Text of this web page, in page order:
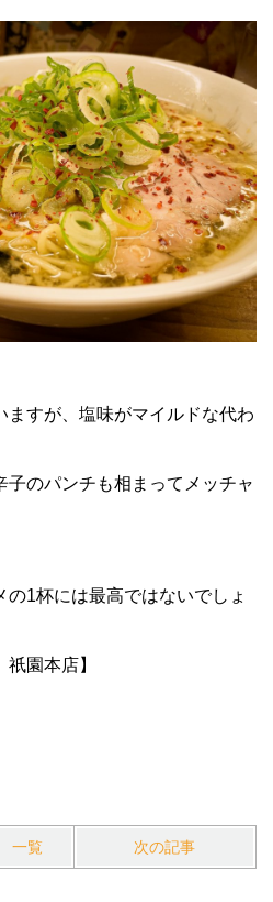
ますが、塩味がマイルドな代わ
子のパンチも相まってメッチャ
の1杯には最高ではないでしょ
園本店】
一覧 次の記事